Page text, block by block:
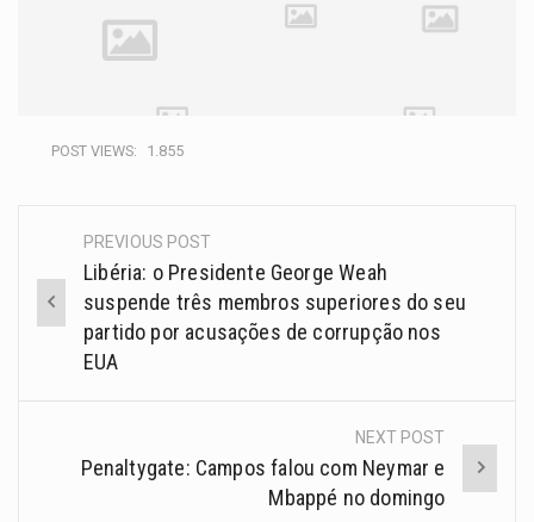
POST VIEWS: 1.855
PREVIOUS POST
Libéria: o Presidente George Weah
suspende três membros superiores do seu
partido por acusações de corrupção nos
EUA
NEXT POST
Penaltygate: Campos falou com Neymar e
Mbappé no domingo